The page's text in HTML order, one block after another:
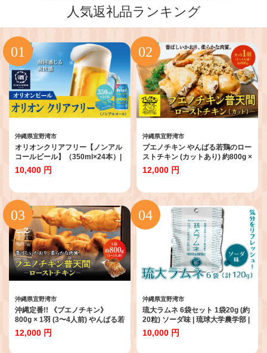
人気返礼品ランキング
沖縄県宜野湾市
オリオンクリアフリー【ノンアル
コールビール】（350ml×24本）|
ノンアルコールビール ノンアルコ
ール 沖縄 ノンアル orion オリオ
ス フリー プリン体ゼロ 糖質ゼロ
カロリーゼロ 飲みやすい おすす
め 沖縄県 宜野湾市
10,400 円
沖縄県宜野湾市
ブエノチキン やんばる若鶏のロー
ストチキン (カットあり) 約800g ×
1羽 (3～4人前) | 沖縄県産 国産 や
んばる若鶏 沖縄名物 ソウルフー
ン ギフト クリスマス お祝い パー
ティ 真空 冷蔵 沖縄土産 送料無料
沖縄県 宜野湾市
12,000 円
沖縄県宜野湾市
沖縄定番!! 《ブエノチキン》
800g × 1羽 (3〜4人前) やんばる若
鶏のローストチキン | 沖縄県産 や
んばる若鶏 鶏肉 丸焼き ギフト ク
12,000 円
沖縄県宜野湾市
琉大ラムネ 6袋セット 1袋20g (約
20粒) ソーダ味 | 琉球大学農学部 |
琉球大学ブランド商品開発支援事
業 | シモン芋 栄養価高い リフレッ
10,000 円